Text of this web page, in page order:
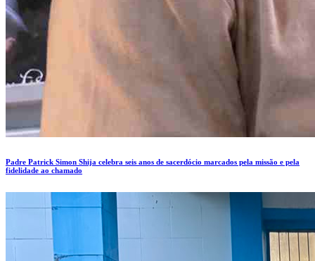
Padre Patrick Simon Shija celebra seis anos de sacerdócio marcados pela missão e pela
fidelidade ao chamado